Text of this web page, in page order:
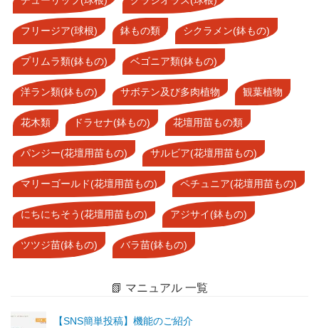
フリージア(球根) 鉢もの類 シクラメン(鉢もの)
プリムラ類(鉢もの) ベゴニア類(鉢もの)
洋ラン類(鉢もの) サボテン及び多肉植物 観葉植物
花木類 ドラセナ(鉢もの) 花壇用苗もの類
パンジー(花壇用苗もの) サルビア(花壇用苗もの)
マリーゴールド(花壇用苗もの) ペチュニア(花壇用苗もの)
にちにちそう(花壇用苗もの) アジサイ(鉢もの)
ツツジ苗(鉢もの) バラ苗(鉢もの)
📗 マニュアル 一覧
【SNS簡単投稿】機能のご紹介